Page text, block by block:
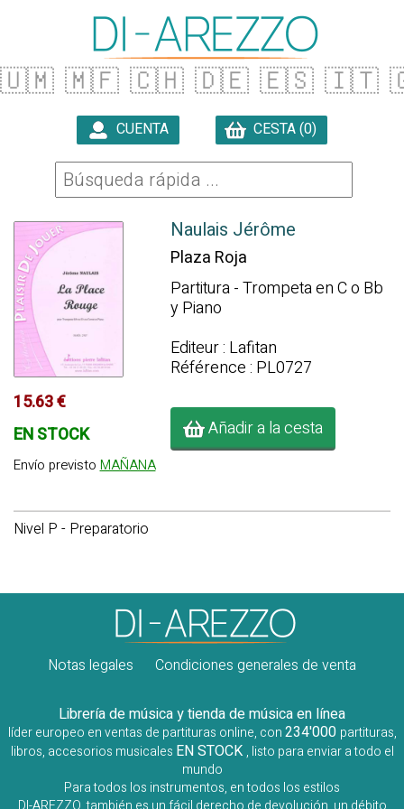
🇺🇲 🇲🇫 🇨🇭 🇩🇪 🇪🇸 🇮🇹
CUENTA CESTA (0)
15.63 €
EN STOCK
Envío previsto MAÑANA
Naulais Jérôme
Plaza Roja
Partitura - Trompeta en C o Bb
y Piano
Editeur : Lafitan
Référence : PL0727
Añadir a la cesta
Nivel P - Preparatorio
Notas legales Condiciones generales de venta
Librería de música y tienda de música en línea
líder europeo en ventas de partituras online, con234'000 partituras,
libros, accesorios musicales EN STOCK , listo para enviar a todo el
mundo
Para todos los instrumentos, en todos los estilos